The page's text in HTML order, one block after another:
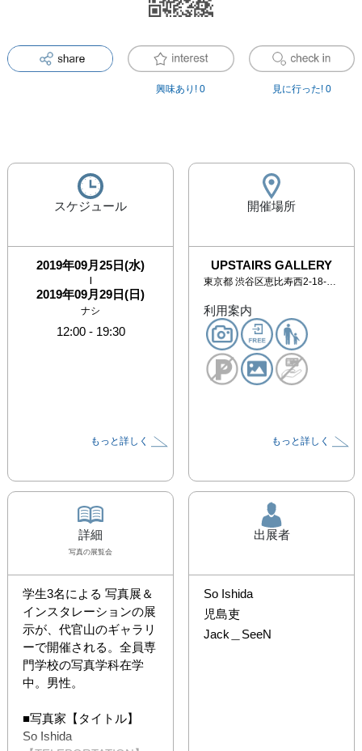
興味あり! 0 見に行った! 0
スケジュール
2019年09月25日(水)
|
2019年09月29日(日)
ナシ
12:00- 19:30
もっと詳しく
開催場所
UPSTAIRS GALLERY
東京都 渋谷区恵比寿西2-18-6 SPビル2Ｆ
利用案内
もっと詳しく
詳細
写真の展覧会
学生3名による 写真展＆
インスタレーションの展
示が、代官山のギャラリ
ーで開催される。全員専
門学校の写真学科在学
中。男性。
■写真家【タイトル】
So Ishida
出展者
So Ishida
児島吏
Jack＿SeeN